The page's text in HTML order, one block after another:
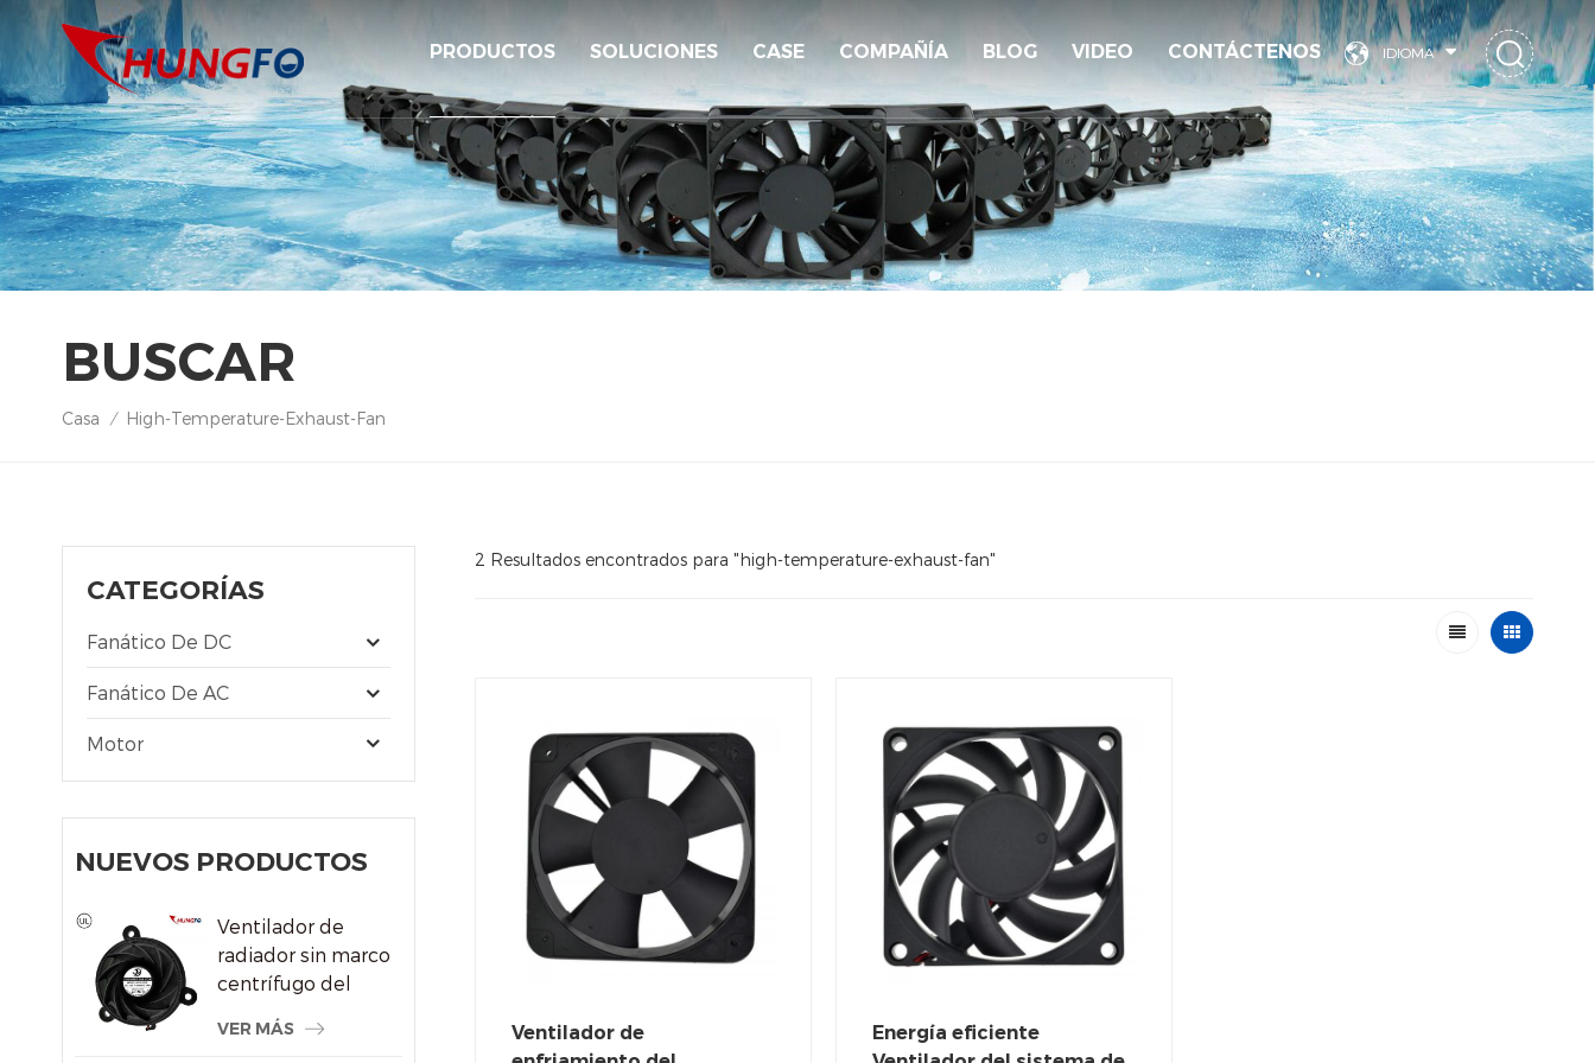
IDIOMA
PRODUCTOS SOLUCIONES CASE COMPAÑÍA BLOG VIDEO CONTÁCTENOS
BUSCAR
Casa / High-Temperature-Exhaust-Fan
CATEGORÍAS
Fanático De DC
Fanático De AC
Motor
NUEVOS PRODUCTOS
Ventilador de
radiador sin marco
centrífugo del
refrigeración por
VER MÁS
2 Resultados encontrados para "high-temperature-exhaust-fan"
Ventilador de
Energía eficiente